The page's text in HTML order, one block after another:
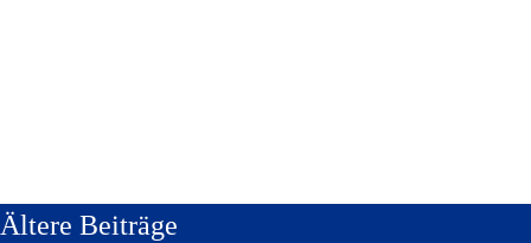
Ältere Beiträge